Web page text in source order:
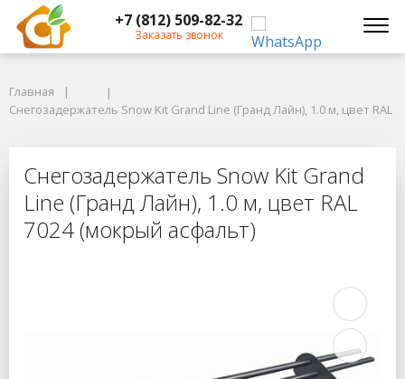
+7 (812) 509-82-32
Заказать звонок
Снегозадержатель Snow Kit Grand Line (Гранд Лайн), 1.0 м, цвет RAL
Снегозадержатель Snow Kit
Главная
Снегозадержатель Snow Kit Grand Line (Гранд Лайн), 1.0 м, цвет RAL
Снегозадержатель Snow Kit Grand
Line (Гранд Лайн), 1.0 м, цвет RAL
7024 (мокрый асфальт)